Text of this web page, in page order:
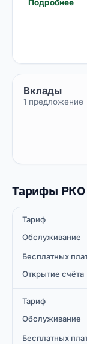
Подробнее
Вклады
1 предложение
Тарифы РКО